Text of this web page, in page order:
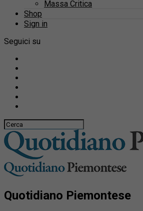
Massa Critica
Shop
Sign in
Seguici su
Quotidiano Piemontese